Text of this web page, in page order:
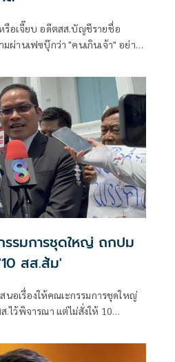
รือเจี๊ยบ อดีตสส.บัญชีรายชื่อ
ผ่านเฟซบุ๊กว่า "คนเกินเจ้า" อย่าง
รมการชุดใหญ่ ถกปม
สส.ส้ม'
นอเรื่องให้คณเะกรรมการชุดใหญ่
.ไว้พิจารณา แต่ไม่สั่งให้ 10